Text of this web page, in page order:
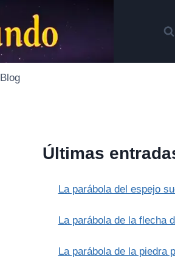
Blog
Últimas
La parábola del espejo
La parábola de la flecha
La parábola de la piedra